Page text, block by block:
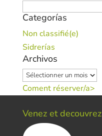
Categorías
Non classifié(e)
Sidrerías
Archivos
Archivos
Coment réserver/a>
Venez et decouvrez